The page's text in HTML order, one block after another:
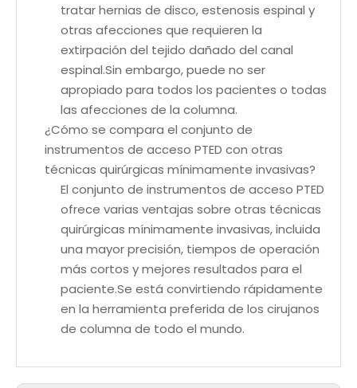
tratar hernias de disco, estenosis espinal y
otras afecciones que requieren la
extirpación del tejido dañado del canal
espinal.Sin embargo, puede no ser
apropiado para todos los pacientes o todas
las afecciones de la columna.
¿Cómo se compara el conjunto de
instrumentos de acceso PTED con otras
técnicas quirúrgicas mínimamente invasivas?
El conjunto de instrumentos de acceso PTED
ofrece varias ventajas sobre otras técnicas
quirúrgicas mínimamente invasivas, incluida
una mayor precisión, tiempos de operación
más cortos y mejores resultados para el
paciente.Se está convirtiendo rápidamente
en la herramienta preferida de los cirujanos
de columna de todo el mundo.